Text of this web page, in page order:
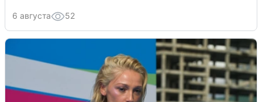
6 августа 52